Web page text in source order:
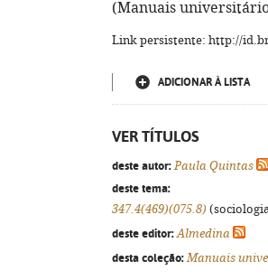
(Manuais
Link persistente: http://
ADICIONAR À LISTA
VER TÍTULOS
deste autor: Paula Quintas
deste tema:
347.4(469)(075.8)
deste editor: Almedina
desta coleção: Manuais